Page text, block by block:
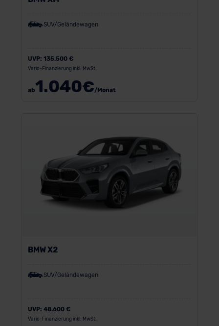
SUV/Geländewagen
UVP: 135.500 €
Vario-Finanzierung inkl. MwSt.
ab1.040€/Monat
BMW X2
SUV/Geländewagen
UVP: 48.600 €
Vario-Finanzierung inkl. MwSt.